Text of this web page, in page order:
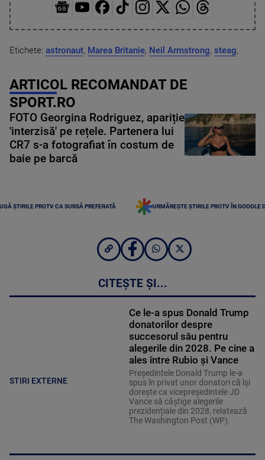
Etichete: astronaut, Marea Britanie, Neil Armstrong, steag,
ARTICOL RECOMANDAT DE
SPORT.RO
FOTO Georgina Rodriguez, apariție
'interzisă' pe rețele. Partenera lui
CR7 s-a fotografiat în costum de
baie pe barcă
ȘTIRILE PROTV CA SURSĂ PREFERATĂ URMĂREȘTE ȘTIRILE PROTV ÎN GOOGLE
CITEȘTE ȘI...
STIRI EXTERNE
Ce le-a spus Donald Trump
donatorilor despre
succesorul său pentru
alegerile din 2028. Pe cine a
ales între Rubio și Vance
Președintele Donald Trump le-a
spus în privat unor donatori că își
dorește ca vicepreședintele JD
Vance să câștige alegerile
prezidențiale din 2028, relatează
The Washington Post (WP).